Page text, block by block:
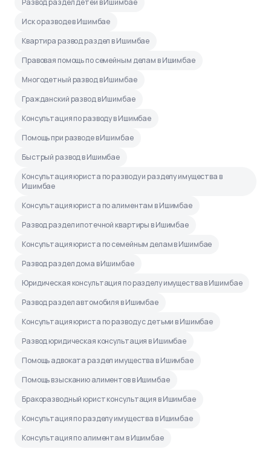
Иск о разводе в Ишимбае
Квартира развод раздел в Ишимбае
Правовая помощь по семейным делам в Ишимбае
Многодетный развод в Ишимбае
Гражданский развод в Ишимбае
Консультация по разводу в Ишимбае
Помощь при разводе в Ишимбае
Быстрый развод в Ишимбае
Консультация юриста по разводу и разделу имущества в
Ишимбае
Консультация юриста по алиментам в Ишимбае
Развод раздел ипотечной квартиры в Ишимбае
Консультация юриста по семейным делам в Ишимбае
Развод раздел дома в Ишимбае
Юридическая консультация по разделу имущества в Ишимбае
Развод раздел автомобиля в Ишимбае
Консультация юриста по разводу с детьми в Ишимбае
Развод юридическая консультация в Ишимбае
Помощь адвоката раздел имущества в Ишимбае
Помощь взысканию алиментов в Ишимбае
Бракоразводный юрист консультация в Ишимбае
Консультация по разделу имущества в Ишимбае
Консультация по алиментам в Ишимбае